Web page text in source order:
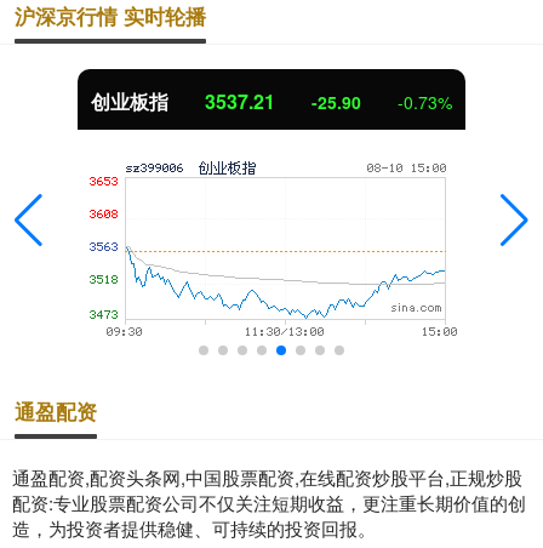
沪深京行情 实时轮播
创业板指 3537.21 -25.90 -0.73%
通盈配资
通盈配资,配资头条网,中国股票配资,在线配资炒股平台,正规炒股
配资:专业股票配资公司不仅关注短期收益，更注重长期价值的创
造，为投资者提供稳健、可持续的投资回报。